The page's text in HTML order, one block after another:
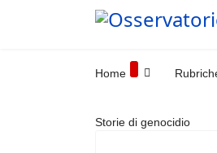
Home
Storie di genocidio